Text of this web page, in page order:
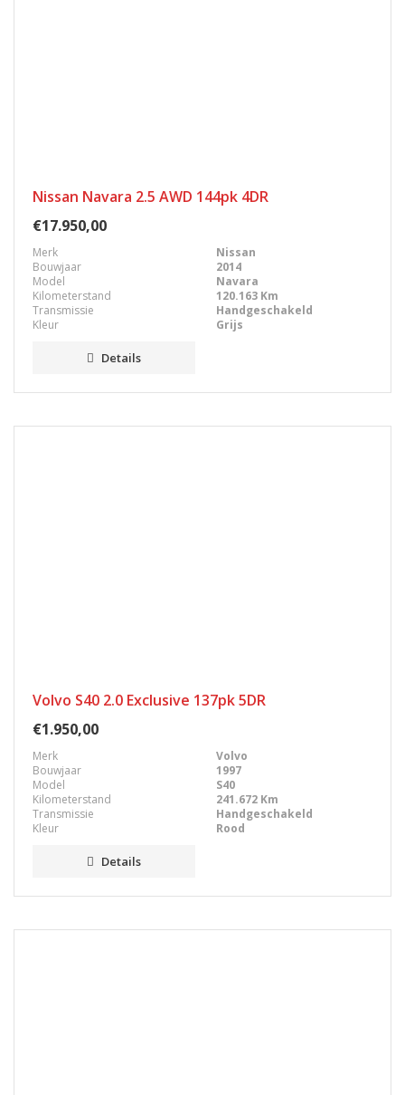
Nissan Navara 2.5 AWD 144pk 4DR
€17.950,00
Merk
Nissan
Bouwjaar
2014
Model
Navara
Kilometerstand
120.163 Km
Transmissie
Handgeschakeld
Kleur
Grijs
Details
Volvo S40 2.0 Exclusive 137pk 5DR
€1.950,00
Merk
Volvo
Bouwjaar
1997
Model
S40
Kilometerstand
241.672 Km
Transmissie
Handgeschakeld
Kleur
Rood
Details